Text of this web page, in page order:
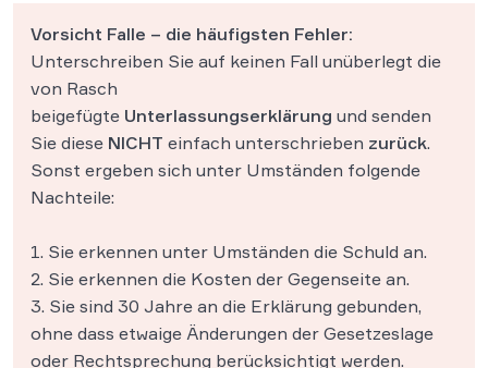
Vorsicht Falle – die häufigsten Fehler:
Unterschreiben Sie auf keinen Fall unüberlegt die
von Rasch
beigefügte Unterlassungserklärung und senden
Sie diese NICHT einfach unterschrieben zurück.
Sonst ergeben sich unter Umständen folgende
Nachteile:
1. Sie erkennen unter Umständen die Schuld an.
2. Sie erkennen die Kosten der Gegenseite an.
3. Sie sind 30 Jahre an die Erklärung gebunden,
ohne dass etwaige Änderungen der Gesetzeslage
oder Rechtsprechung berücksichtigt werden.